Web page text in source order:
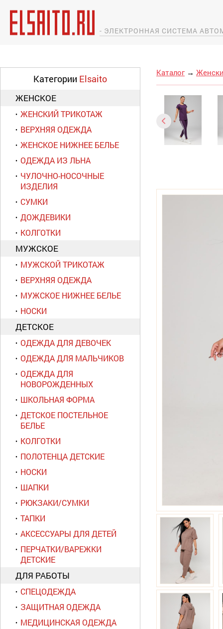
- ЭЛЕКТРОННАЯ СИСТЕМА
Категории Elsaito
ЖЕНСКОЕ
ЖЕНСКИЙ ТРИКОТАЖ
ВЕРХНЯЯ ОДЕЖДА
ЖЕНСКОЕ НИЖНЕЕ БЕЛЬЕ
ОДЕЖДА ИЗ ЛЬНА
ЧУЛОЧНО-НОСОЧНЫЕ
ИЗДЕЛИЯ
СУМКИ
ДОЖДЕВИКИ
КОЛГОТКИ
МУЖСКОЕ
МУЖСКОЙ ТРИКОТАЖ
ВЕРХНЯЯ ОДЕЖДА
МУЖСКОЕ НИЖНЕЕ БЕЛЬЕ
НОСКИ
ДЕТСКОЕ
ОДЕЖДА ДЛЯ ДЕВОЧЕК
ОДЕЖДА ДЛЯ МАЛЬЧИКОВ
ОДЕЖДА ДЛЯ
НОВОРОЖДЕННЫХ
ШКОЛЬНАЯ ФОРМА
ДЕТСКОЕ ПОСТЕЛЬНОЕ
БЕЛЬЕ
КОЛГОТКИ
ПОЛОТЕНЦА ДЕТСКИЕ
НОСКИ
ШАПКИ
РЮКЗАКИ/СУМКИ
ТАПКИ
АКСЕССУАРЫ ДЛЯ ДЕТЕЙ
ПЕРЧАТКИ/ВАРЕЖКИ
ДЕТСКИЕ
ДЛЯ РАБОТЫ
СПЕЦОДЕЖДА
ЗАЩИТНАЯ ОДЕЖДА
МЕДИЦИНСКАЯ ОДЕЖДА
Каталог →